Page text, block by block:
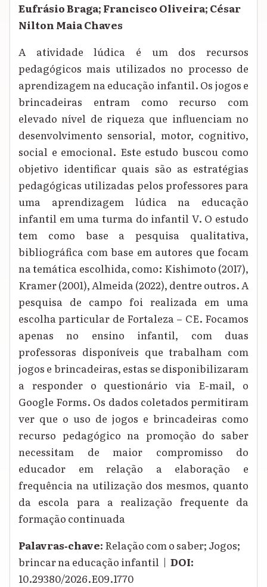
Eufrásio Braga; Francisco Oliveira; César
Nilton Maia Chaves
A atividade lúdica é um dos recursos
pedagógicos mais utilizados no processo de
aprendizagem na educação infantil. Os jogos e
brincadeiras entram como recurso com
elevado nível de riqueza que influenciam no
desenvolvimento sensorial, motor, cognitivo,
social e emocional. Este estudo buscou como
objetivo identificar quais são as estratégias
pedagógicas utilizadas pelos professores para
uma aprendizagem lúdica na educação
infantil em uma turma do infantil V. O estudo
tem como base a pesquisa qualitativa,
bibliográfica com base em autores que focam
na temática escolhida, como: Kishimoto (2017),
Kramer (2001), Almeida (2022), dentre outros. A
pesquisa de campo foi realizada em uma
escolha particular de Fortaleza – CE. Focamos
apenas no ensino infantil, com duas
professoras disponíveis que trabalham com
jogos e brincadeiras, estas se disponibilizaram
a responder o questionário via E-mail, o
Google Forms. Os dados coletados permitiram
ver que o uso de jogos e brincadeiras como
recurso pedagógico na promoção do saber
necessitam de maior compromisso do
educador em relação a elaboração e
frequência na utilização dos mesmos, quanto
da escola para a realização frequente da
formação continuada
Palavras‑chave: Relação com o saber; Jogos;
brincar na educação infantil | DOI:
10.29380/2026.E09.1770